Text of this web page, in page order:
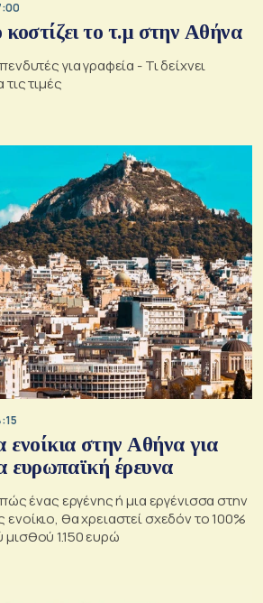
το τ.μ στην Αθήνα
για γραφεία - Τι δείχνει
τιμές
στην Αθήνα για
ευρωπαϊκή έρευνα
ένας εργένης ή μια εργένισσα στην
θα χρειαστεί σχεδόν το 100%
1.150 ευρώ